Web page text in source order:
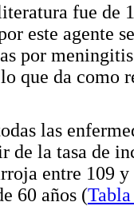
fue de
este agente
por
que da como
las
de la tasa de
entre 109
60 años (